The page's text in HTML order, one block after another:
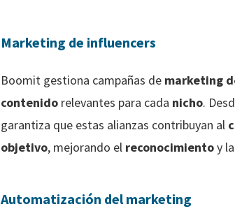
Marketing de influencers
Boomit gestiona campañas de marketing
contenido relevantes para cada nicho.
garantiza que estas alianzas contribuyan al
objetivo, mejorando el reconocimientoy la
Automatización del marketing